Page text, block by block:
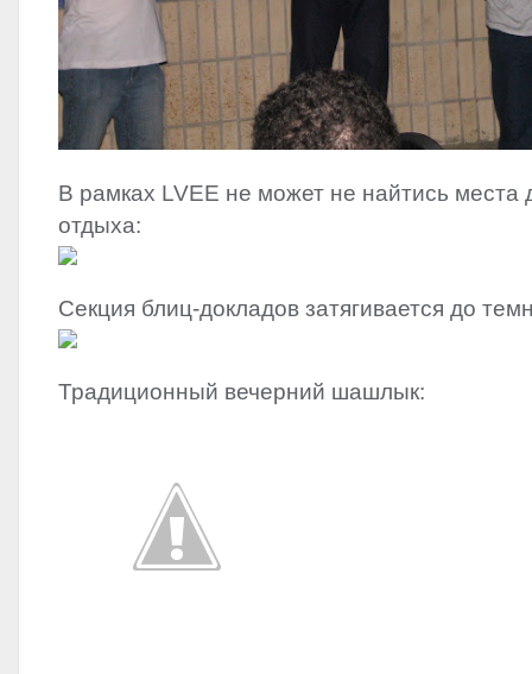
В рамках LVEE не может не найтись места
отдыха:
Секция блиц-докладов затягивается до
Традиционный вечерний шашлык: